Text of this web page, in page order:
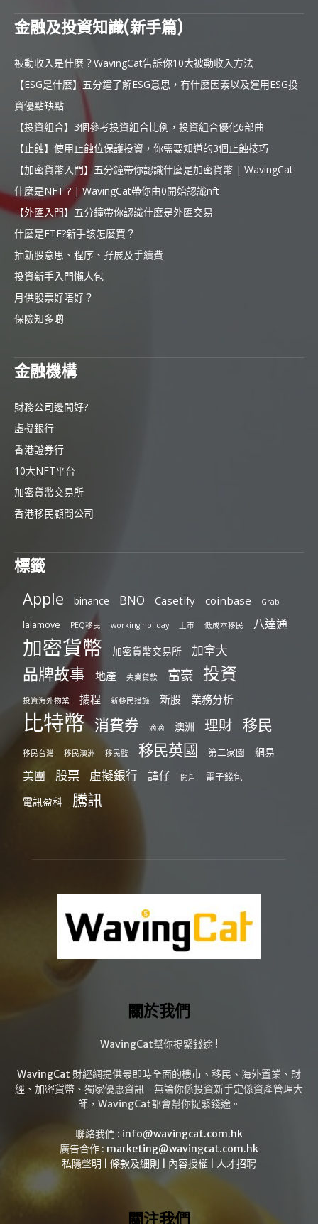
金融及投資知識(新手篇)
被動收入是什麼？WavingCat告訴你10大被動收入方法
【ESG是什麼】五分鐘了解ESG意思，有什麼因素以及運用ESG投
資優點缺點
【投資組合】3個參考投資組合比例，投資組合優化6部曲
【止蝕】使用止蝕位保護投資，你需要知道的3個止蝕技巧
【加密貨幣入門】五分鐘帶你認識什麼是加密貨幣 | WavingCat
什麼是NFT ? | WavingCat帶你由0開始認識nft
【外匯入門】五分鐘帶你認識什麼是外匯交易
什麼是ETF?新手該怎麼買？
抽新股意思、程序、孖展及手續費
投資新手入門懶人包
月供股票好唔好？
保險知多啲
金融機構
財務公司邊間好?
虛擬銀行
香港證券行
10大NFT平台
加密貨幣交易所
香港移民顧問公司
標籤
Apple binance BNO Casetify coinbase Grab
lalamove PEQ移民 working holiday 上市 低成本移民 八達通
加密貨幣 加密貨幣交易所 加拿大
品牌故事 地產 失業貸款 富豪 投資
投資海外物業 攜程 新移民措施 新股 業務分析
比特幣 消費券 滴滴 澳洲 理財 移民
移民台灣 移民澳洲 移民監 移民英國 第二家園 網易
美團 股票 虛擬銀行 譚仔 開戶 電子錢包
電訊盈科 騰訊
關於我們
WavingCat幫你捉緊錢途 !
WavingCat 財經網提供最即時全面的樓市、移民、海外置業、財
經、加密貨幣、獨家優惠資訊。無論你係投資新手定係資產管理大
師，WavingCat都會幫你捉緊錢途。
聯絡我們 : info@wavingcat.com.hk
廣告合作 : marketing@wavingcat.com.hk
私隱聲明
條款及細則 內容授權 人才招聘
關注我們